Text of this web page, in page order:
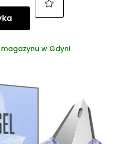
magazynu w Gdyni